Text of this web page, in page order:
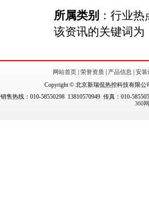
所属类别 ：行业热
该资讯的关键词为
网站首页 荣誉资质 产品信息
安装
Copyright © 北京新瑞侃热控科技有限公
销售热线：010-58550298 13810570949 传真：010-
360